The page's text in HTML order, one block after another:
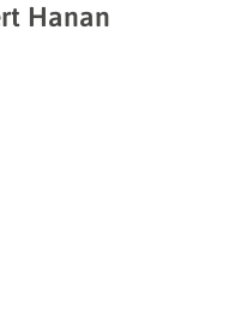
Hanan